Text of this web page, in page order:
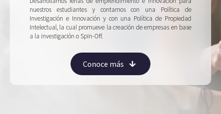
nuestros estudiantes y contamos con una Política de
Investigación e Innovación y con una Política de Propiedad
Intelectual, la cual promueve la creación de empresas en base
a la investigación o Spin-Off.
Conoce más